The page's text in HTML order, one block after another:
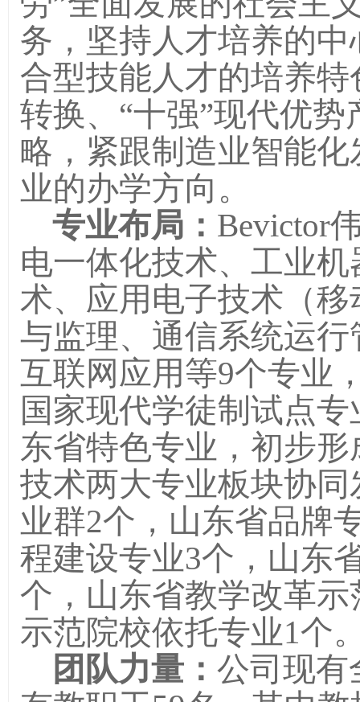
务，坚持人才培养的
合型技能人才的培养
转换、“十强”现代优
略，紧跟制造业智能
业的办学方向。
专业布局： Bevictor
电一体化技术、工业
术、应用电子技术（
与监理、通信系统运
互联网应用等9个专业
国家现代学徒制试点
东省特色专业，初步
技术两大专业板块协
业群2个，山东省品牌
程建设专业3个，山东
个， 山东省教学改革示
示范院校依托专业1个
团队力量： 公司现有